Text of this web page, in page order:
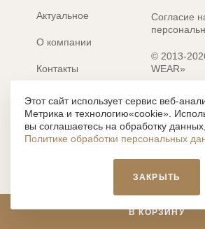
В КОРЗИНУ
Актуальное
О компании
Контакты
Электронные каталоги
Согласие
© 2013-
WEAR»
Все содержание, представленное или
https://clever-style.ru, включая, но не
графикой, фотографиями,
объектами авторского права,
письменного разрешения администрации
влечет наложение ответственности с
законодательством РФ.
Этот сайт использует сервис веб-
Метрика и технологию«cookie».
вы соглашаетесь на обработку
Политике обработки персональных
ЗАКРЫТЬ